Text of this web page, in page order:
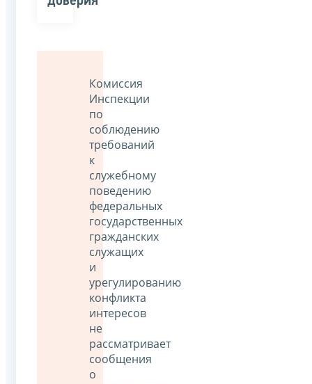
Комиссия
Инспекции
по
соблюдению
требований
к
служебному
поведению
федеральных
государственных
гражданских
служащих
и
урегулированию
конфликта
интересов
не
рассматривает
сообщения
о